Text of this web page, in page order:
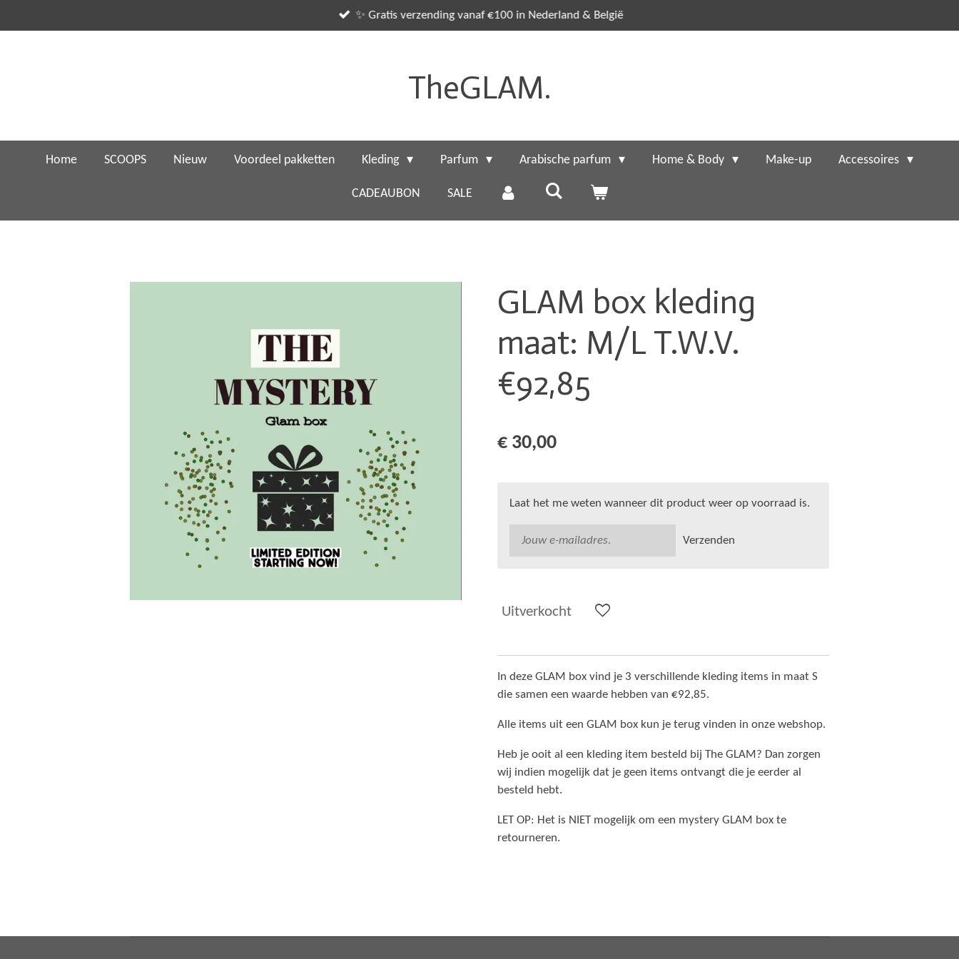
direct
✨ Gratis verzending vanaf €100 in Nederland & België
TheGLAM.
Home SCOOPS Nieuw Voordeel pakketten Kleding Parfum Arabische parfum Home & Body Make-up Accessoires
CADEAUBON SALE
GLAM box kleding
maat: M/L T.W.V.
€92,85
€ 30,00
Laat het me weten wanneer dit product weer op voorraad is.
Verzenden
Uitverkocht
In deze GLAM box vind je 3 verschillende kleding items in maat S
die samen een waarde hebben van €92,85.
Alle items uit een GLAM box kun je terug vinden in onze webshop.
Heb je ooit al een kleding item besteld bij The GLAM? Dan zorgen
wij indien mogelijk dat je geen items ontvangt die je eerder al
besteld hebt.
LET OP: Het is NIET mogelijk om een mystery GLAM box te
retourneren.